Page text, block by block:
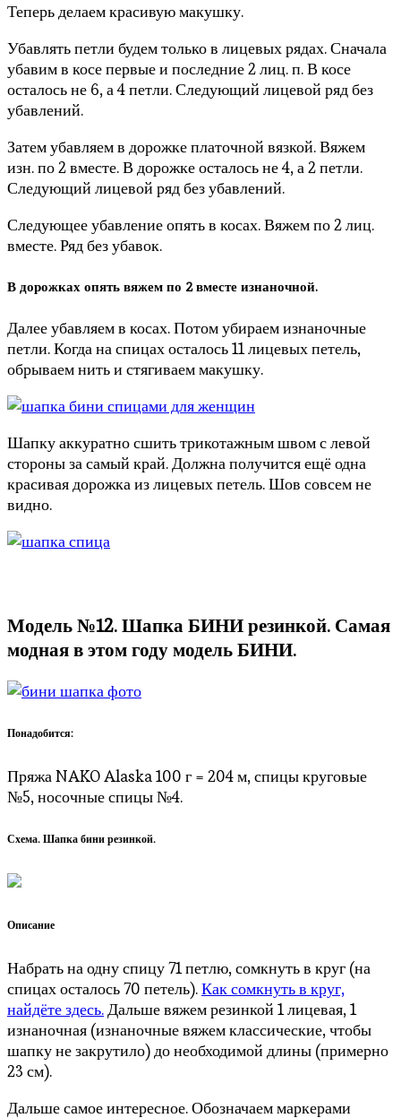
Теперь делаем красивую макушку.
Убавлять петли будем только в лицевых рядах. Сначала
убавим в косе первые и последние 2 лиц. п. В косе
осталось не 6, а 4 петли. Следующий лицевой ряд без
убавлений.
Затем убавляем в дорожке платочной вязкой. Вяжем
изн. по 2 вместе. В дорожке осталось не 4, а 2 петли.
Следующий лицевой ряд без убавлений.
Следующее убавление опять в косах. Вяжем по 2 лиц.
вместе. Ряд без убавок.
В дорожках опять вяжем по 2 вместе изнаночной.
Далее убавляем в косах. Потом убираем изнаночные
петли. Когда на спицах осталось 11 лицевых петель,
обрываем нить и стягиваем макушку.
Шапку аккуратно сшить трикотажным швом с левой
стороны за самый край. Должна получится ещё одна
красивая дорожка из лицевых петель. Шов совсем не
видно.
Модель №12. Шапка БИНИ резинкой. Самая
модная в этом году модель БИНИ.
Понадобится:
Пряжа NAKO Alaska 100 г = 204 м, спицы круговые
№5, носочные спицы №4.
Схема. Шапка бини резинкой.
Описание
Набрать на одну спицу 71 петлю, сомкнуть в круг (на
спицах осталось 70 петель).Как сомкнуть в круг,
найдёте здесь.Дальше вяжем резинкой 1 лицевая, 1
изнаночная (изнаночные вяжем классические, чтобы
шапку не закрутило) до необходимой длины (примерно
23 см).
Дальше самое интересное. Обозначаем маркерами